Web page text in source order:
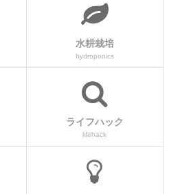
水耕栽培
hydroponics
ライフハック
lifehack